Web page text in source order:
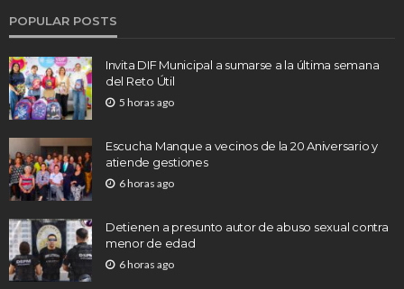
POPULAR POSTS
Invita DIF Municipal a sumarse a la última semana
del Reto Útil
5 horas ago
Escucha Manque a vecinos de la 20 Aniversario y
atiende gestiones
6 horas ago
Detienen a presunto autor de abuso sexual contra
menor de edad
6 horas ago